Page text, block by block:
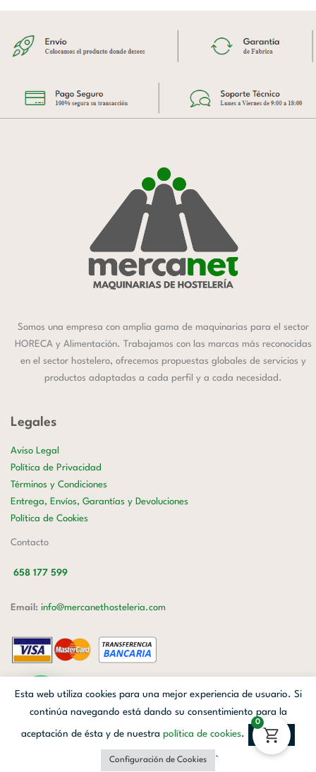
Somos una empresa con amplia gama de maquinarias para el sector
HORECA y Alimentación. Trabajamos con las marcas más reconocidas
en el sector hostelero, ofrecemos propuestas globales de servicios y
productos adaptadas a cada perfil y a cada necesidad.
Legales
Aviso Legal
Política de Privacidad
Términos y Condiciones
Entrega, Envíos, Garantías y Devoluciones
Política de Cookies
Contacto
658 177 599
Email: info@mercanethosteleria.com
Mercanet © 2026.| Diseñado porAvanzada Digital| Webmaster
Facebook Linkedin Instagram
Esta web utiliza cookies para una mejor experiencia de usuario. Si
continúa navegando está dando su consentimiento para la
aceptación de ésta y de nuestra política de cookies. Aceptar
Configuración de Cookies `
0